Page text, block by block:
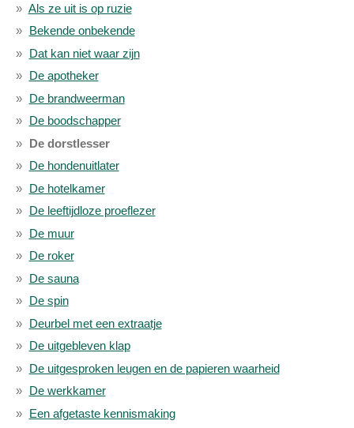
Als ze uit is op ruzie
Bekende onbekende
Dat kan niet waar zijn
De apotheker
De brandweerman
De boodschapper
De dorstlesser
De hondenuitlater
De hotelkamer
De leeftijdloze proeflezer
De muur
De roker
De sauna
De spin
Deurbel met een extraatje
De uitgebleven klap
De uitgesproken leugen en de papieren waarheid
De werkkamer
Een afgetaste kennismaking